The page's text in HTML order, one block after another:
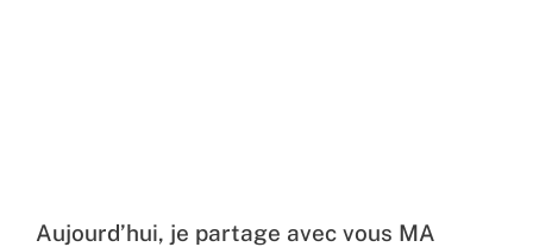
Aujourd’hui, je partage avec vous MA